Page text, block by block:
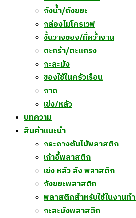
ถังน้ำ/ถังขยะ
กล่องไมโครเวฟ
ชั้นวางของ/ที่คว่ำจาน
ตะกร้า/ตะแกรง
กะละมัง
ของใช้ในครัวเรือน
ถาด
เข่ง/หลัว
บทความ
สินค้าแนะนำ
กระถางต้นไม้พลาสติก
เก้าอี้พลาสติก
เข่ง หลัว ลัง พลาสติก
ถังขยะพลาสติก
พลาสติกสำหรับใช้ในงานท
กะละมังพลาสติก